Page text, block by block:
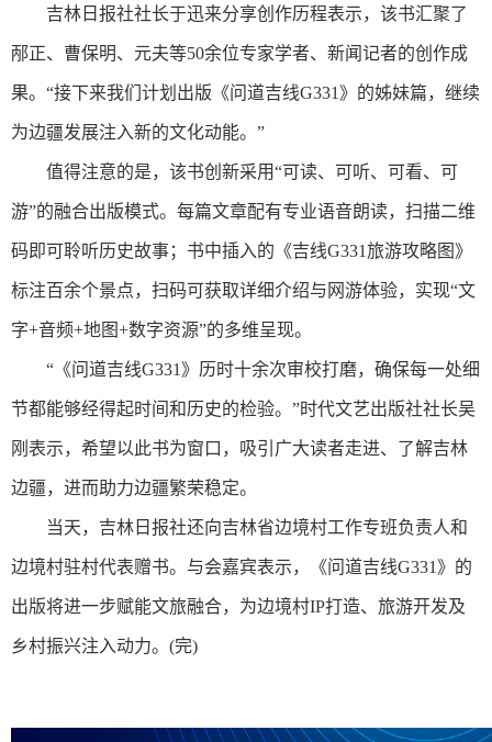
吉林日报社社长于迅来分享创作历程表示，该书汇聚了
邴正、曹保明、元夫等50余位专家学者、新闻记者的创作成
果。“接下来我们计划出版《问道吉线G331》的姊妹篇，继续
为边疆发展注入新的文化动能。”
值得注意的是，该书创新采用“可读、可听、可看、可
游”的融合出版模式。每篇文章配有专业语音朗读，扫描二维
码即可聆听历史故事；书中插入的《吉线G331旅游攻略图》
标注百余个景点，扫码可获取详细介绍与网游体验，实现“文
字+音频+地图+数字资源”的多维呈现。
“《问道吉线G331》历时十余次审校打磨，确保每一处细
节都能够经得起时间和历史的检验。”时代文艺出版社社长吴
刚表示，希望以此书为窗口，吸引广大读者走进、了解吉林
边疆，进而助力边疆繁荣稳定。
当天，吉林日报社还向吉林省边境村工作专班负责人和
边境村驻村代表赠书。与会嘉宾表示，《问道吉线G331》的
出版将进一步赋能文旅融合，为边境村IP打造、旅游开发及
乡村振兴注入动力。(完)